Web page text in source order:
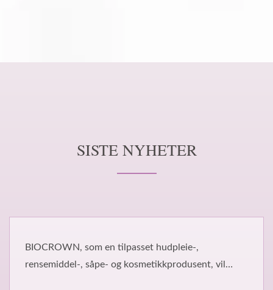
SISTE NYHETER
vil
BIOCROWN, leverandør av
tann-/munnhygiene, potepflege for